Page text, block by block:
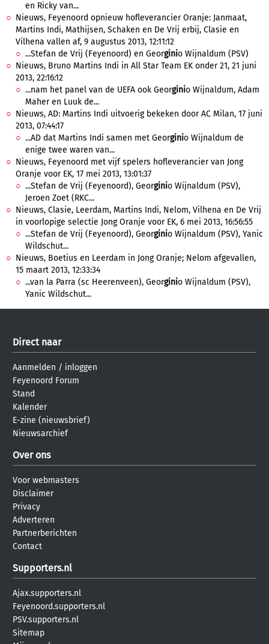
en Ricky van...
Nieuws, Feyenoord opnieuw hofleverancier Oranje: Janmaat,
Martins Indi, Mathijsen, Schaken en De Vrij erbij, Clasie en
Vilhena vallen af, 9 augustus 2013, 12:11:12
...Stefan de Vrij (Feyenoord) en Georginio Wijnaldum (PSV)
Nieuws, Bruno Martins Indi in All Star Team EK onder 21, 21 juni
2013, 22:16:12
...nam het panel van de UEFA ook Georginio Wijnaldum, Adam
Maher en Luuk de...
Nieuws, AD: Martins Indi uitvoerig bekeken door AC Milan, 17 juni
2013, 07:44:17
...AD dat Martins Indi samen met Georginio Wijnaldum de
enige twee waren van...
Nieuws, Feyenoord met vijf spelers hofleverancier van Jong
Oranje voor EK, 17 mei 2013, 13:01:37
...Stefan de Vrij (Feyenoord), Georginio Wijnaldum (PSV),
Jeroen Zoet (RKC...
Nieuws, Clasie, Leerdam, Martins Indi, Nelom, Vilhena en De Vrij
in voorlopige selectie Jong Oranje voor EK, 6 mei 2013, 16:56:55
...Stefan de Vrij (Feyenoord), Georginio Wijnaldum (PSV), Yanic
Wildschut...
Nieuws, Boetius en Leerdam in Jong Oranje; Nelom afgevallen,
15 maart 2013, 12:33:34
...van la Parra (sc Heerenveen), Georginio Wijnaldum (PSV),
Yanic Wildschut...
Direct naar
Aanmelden / inloggen
Feyenoord Forum
Stand
Kalender
E-zine (nieuwsbrief)
Nieuwsarchief
Over ons
Voor webmasters
Disclaimer
Privacy
Adverteren
Partnerberichten
Contact
Supporters.nl
Ajax.supporters.nl
Feyenoord.supporters.nl
PSV.supporters.nl
Sitemap